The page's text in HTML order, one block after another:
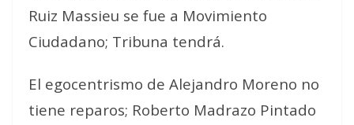
Ruiz Massieu se fue a Movimiento
Ciudadano; Tribuna tendrá.
El egocentrismo de Alejandro Moreno no
tiene reparos; Roberto Madrazo Pintado